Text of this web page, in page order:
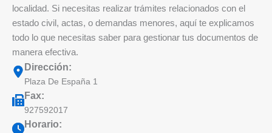
localidad. Si necesitas realizar trámites relacionados con el
estado civil, actas, o demandas menores, aquí te explicamos
todo lo que necesitas saber para gestionar tus documentos de
manera efectiva.
Dirección:
Plaza De España 1
Fax:
927592017
Horario: